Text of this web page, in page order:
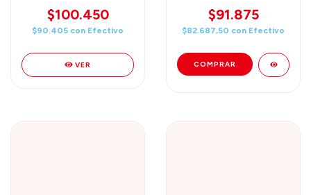
$100.450
$90.405 con Efectivo
VER
$91.875
$82.687,50 con Efectivo